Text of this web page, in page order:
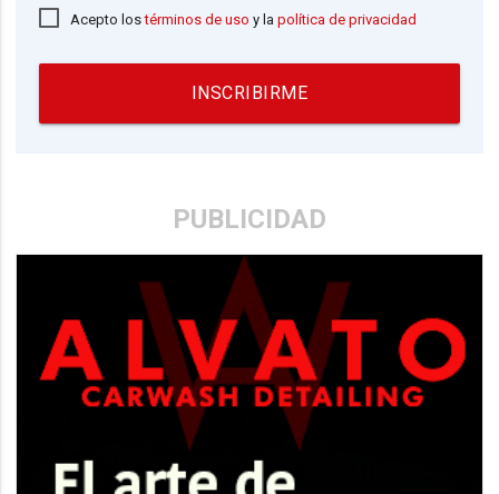
Acepto lostérminos de uso y lapolítica de privacidad
INSCRIBIRME
PUBLICIDAD